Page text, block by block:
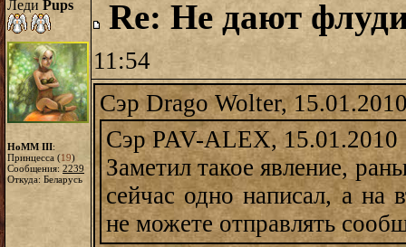
Леди Pups
HoMM III:
Принцесса (19)
Сообщения: 2239
Откуда: Беларусь
Re: Не дают
11:54
Сэр Drago Wolter,
Сэр PAV-ALEX, 15.01.2010
Заметил такое явление,
сейчас одно написал, а на
не можете отправлять